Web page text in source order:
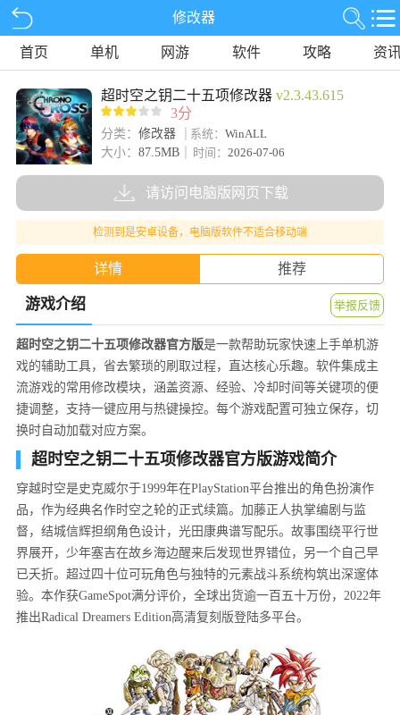
修改器
首页 单机 网游 软件 攻略 资
超时空之钥二十五项修改器 v2.3.43.615
3分
分类： 修改器 系统： WinALL
大小： 87.5MB 时间： 2026-07-06
请访问电脑版网页下载
检测到是安卓设备，电脑版软件不适合移动端
详情 推荐
游戏介绍 举报反馈
超时空之钥二十五项修改器官方版是一款帮助玩家快速上手单机游
戏的辅助工具，省去繁琐的刷取过程，直达核心乐趣。软件集成主
流游戏的常用修改模块，涵盖资源、经验、冷却时间等关键项的便
捷调整，支持一键应用与热键操控。每个游戏配置可独立保存，切
换时自动加载对应方案。
超时空之钥二十五项修改器官方版游戏简介
穿越时空是史克威尔于1999年在PlayStation平台推出的角色扮演作
品，作为经典名作时空之轮的正式续篇。加藤正人执掌编剧与监
督，结城信辉担纲角色设计，光田康典谱写配乐。故事围绕平行世
界展开，少年塞吉在故乡海边醒来后发现世界错位，另一个自己早
已夭折。超过四十位可玩角色与独特的元素战斗系统构筑出深邃体
验。本作获GameSpot满分评价，全球出货逾一百五十万份，2022年
推出Radical Dreamers Edition高清复刻版登陆多平台。